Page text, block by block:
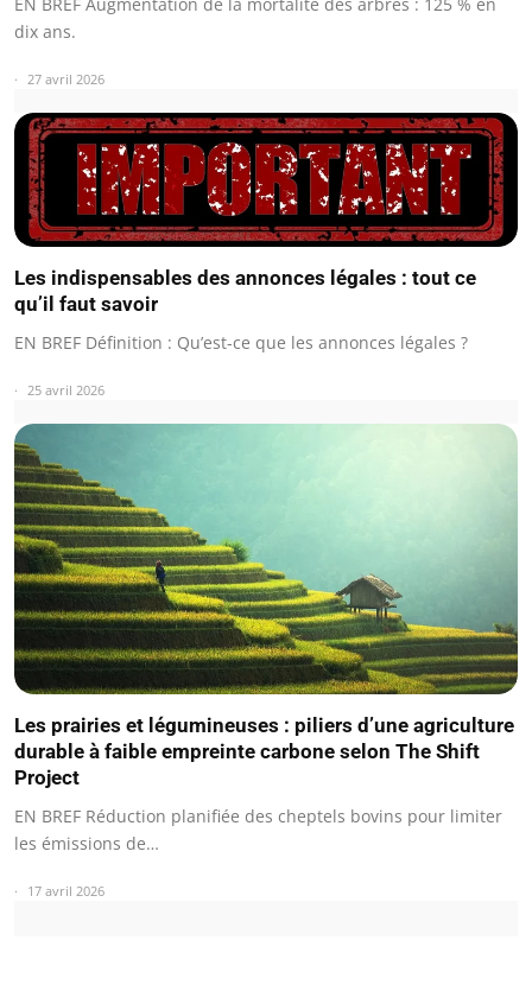
dix ans.
27 avril 2026
Les indispensables des annonces légales : tout ce
qu’il faut savoir
EN BREF Définition : Qu’est-ce que les annonces légales ?
25 avril 2026
Les prairies et légumineuses : piliers d’une agriculture
durable à faible empreinte carbone selon The Shift
Project
EN BREF Réduction planifiée des cheptels bovins pour limiter
les émissions de…
17 avril 2026